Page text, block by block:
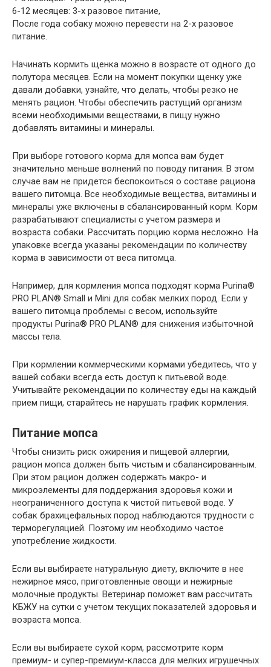
6-12 месяцев: 3-х разовое питание,
После года собаку можно перевести на 2-х разовое
питание.
Начинать кормить щенка можно в возрасте от одного до
полутора месяцев. Если на момент покупки щенку уже
давали добавки, узнайте, что делать, чтобы резко не
менять рацион. Чтобы обеспечить растущий организм
всеми необходимыми веществами, в пищу нужно
добавлять витамины и минералы.
При выборе готового корма для мопса вам будет
значительно меньше волнений по поводу питания. В этом
случае вам не придется беспокоиться о составе рациона
вашего питомца. Все необходимые вещества, витамины и
минералы уже включены в сбалансированный корм. Корм
разрабатывают специалисты с учетом размера и
возраста собаки. Рассчитать порцию корма несложно. На
упаковке всегда указаны рекомендации по количеству
корма в зависимости от веса питомца.
Например, для кормления мопса подходят корма Purina®
PRO PLAN® Small и Mini для собак мелких пород. Если у
вашего питомца проблемы с весом, используйте
продукты Purina® PRO PLAN® для снижения избыточной
массы тела.
При кормлении коммерческими кормами убедитесь, что у
вашей собаки всегда есть доступ к питьевой воде.
Учитывайте рекомендации по количеству еды на каждый
прием пищи, старайтесь не нарушать график кормления.
Питание мопса
Чтобы снизить риск ожирения и пищевой аллергии,
рацион мопса должен быть чистым и сбалансированным.
При этом рацион должен содержать макро- и
микроэлементы для поддержания здоровья кожи и
неограниченного доступа к чистой питьевой воде. У
собак брахицефальных пород наблюдаются трудности с
терморегуляцией. Поэтому им необходимо частое
употребление жидкости.
Если вы выбираете натуральную диету, включите в нее
нежирное мясо, приготовленные овощи и нежирные
молочные продукты. Ветеринар поможет вам рассчитать
КБЖУ на сутки с учетом текущих показателей здоровья и
возраста мопса.
Если вы выбираете сухой корм, рассмотрите корм
премиум- и супер-премиум-класса для мелких игрушечных